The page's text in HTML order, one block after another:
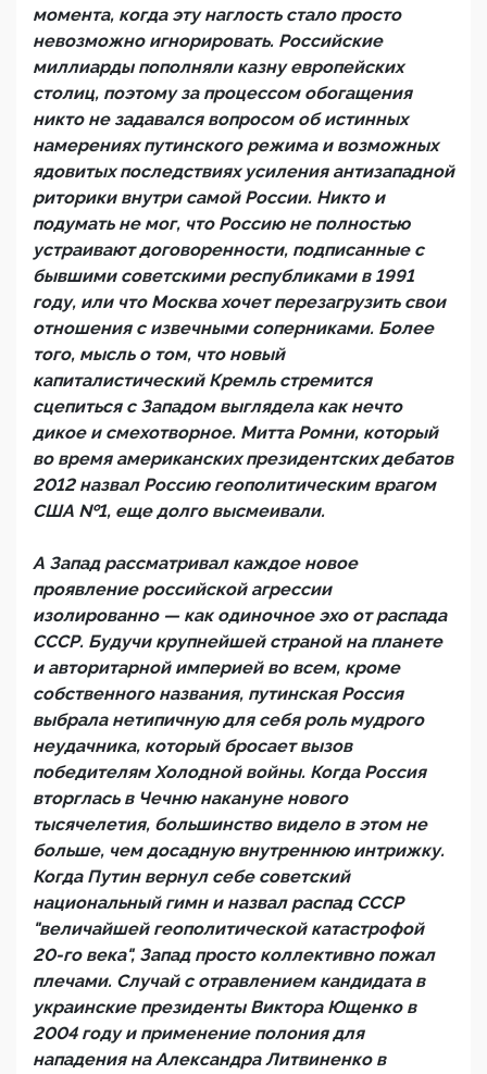
момента, когда эту наглость стало просто
невозможно игнорировать. Российские
миллиарды пополняли казну европейских
столиц, поэтому за процессом обогащения
никто не задавался вопросом об истинных
намерениях путинского режима и возможных
ядовитых последствиях усиления антизападной
риторики внутри самой России. Никто и
подумать не мог, что Россию не полностью
устраивают договоренности, подписанные с
бывшими советскими республиками в 1991
году, или что Москва хочет перезагрузить свои
отношения с извечными соперниками. Более
того, мысль о том, что новый
капиталистический Кремль стремится
сцепиться с Западом выглядела как нечто
дикое и смехотворное. Митта Ромни, который
во время американских президентских дебатов
2012 назвал Россию геополитическим врагом
США №1, еще долго высмеивали.
А Запад рассматривал каждое новое
проявление российской агрессии
изолированно — как одиночное эхо от распада
СССР. Будучи крупнейшей страной на планете
и авторитарной империей во всем, кроме
собственного названия, путинская Россия
выбрала нетипичную для себя роль мудрого
неудачника, который бросает вызов
победителям Холодной войны. Когда Россия
вторглась в Чечню накануне нового
тысячелетия, большинство видело в этом не
больше, чем досадную внутреннюю интрижку.
Когда Путин вернул себе советский
национальный гимн и назвал распад СССР
"величайшей геополитической катастрофой
20-го века", Запад просто коллективно пожал
плечами. Случай с отравлением кандидата в
украинские президенты Виктора Ющенко в
2004 году и применение полония для
нападения на Александра Литвиненко в